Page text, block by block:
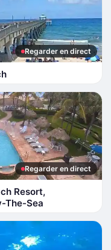
Regarder en direct
Regarder en direct
Resort,
The-Sea